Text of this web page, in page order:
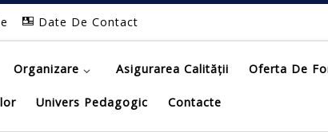
Date De Contact
Organizare Asigurarea Calității Oferta De
Univers Pedagogic Contacte